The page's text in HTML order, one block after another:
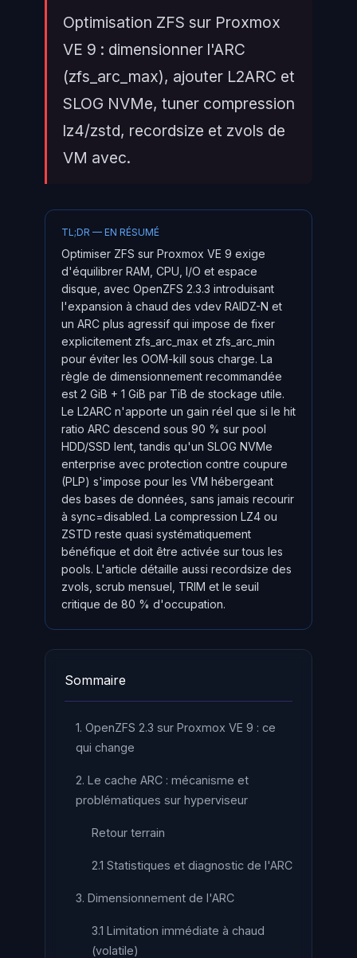
Optimisation ZFS sur Proxmox
VE 9 : dimensionner l'ARC
(zfs_arc_max), ajouter L2ARC et
SLOG NVMe, tuner compression
lz4/zstd, recordsize et zvols de
VM avec.
TL;DR — EN RÉSUMÉ
Optimiser ZFS sur Proxmox VE 9 exige
d'équilibrer RAM, CPU, I/O et espace
disque, avec OpenZFS 2.3.3 introduisant
l'expansion à chaud des vdev RAIDZ-N et
un ARC plus agressif qui impose de fixer
explicitement zfs_arc_max et zfs_arc_min
pour éviter les OOM-kill sous charge. La
règle de dimensionnement recommandée
est 2 GiB + 1 GiB par TiB de stockage utile.
Le L2ARC n'apporte un gain réel que si le hit
ratio ARC descend sous 90 % sur pool
HDD/SSD lent, tandis qu'un SLOG NVMe
enterprise avec protection contre coupure
(PLP) s'impose pour les VM hébergeant
des bases de données, sans jamais recourir
à sync=disabled. La compression LZ4 ou
ZSTD reste quasi systématiquement
bénéfique et doit être activée sur tous les
pools. L'article détaille aussi recordsize des
zvols, scrub mensuel, TRIM et le seuil
critique de 80 % d'occupation.
Sommaire
1. OpenZFS 2.3 sur Proxmox VE 9 : ce
qui change
2. Le cache ARC : mécanisme et
problématiques sur hyperviseur
Retour terrain
2.1 Statistiques et diagnostic de l'ARC
3. Dimensionnement de l'ARC
3.1 Limitation immédiate à chaud
(volatile)